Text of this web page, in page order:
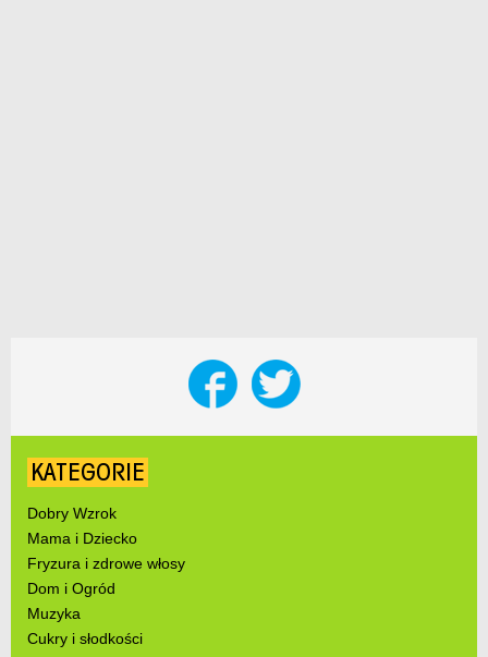
KATEGORIE
Dobry Wzrok
Mama i Dziecko
Fryzura i zdrowe włosy
Dom i Ogród
Muzyka
Cukry i słodkości